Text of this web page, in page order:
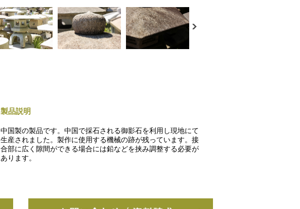
製品説明
中国製の製品です。中国で採石される御影石を利用し現地にて
生産されました。製作に使用する機械の跡が残っています。接
合部に広く隙間ができる場合には鉛などを挟み調整する必要が
あります。